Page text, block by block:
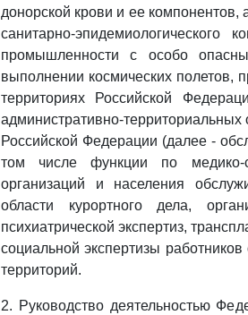
донорской крови и ее компонентов,
санитарно-эпидемиологического
промышленности с особо
выполнении космических полетов,
территориях Российской
административно-
Российской Федерации (далее -
том числе функции по медико-
организаций и населения
области курортного дела,
психиатрической экспертиз,
социальной экспертизы
территорий.
2. Руководство деятельностью